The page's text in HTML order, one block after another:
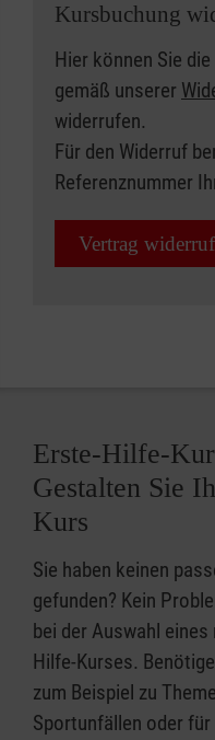
Kursbuchung
Hier können Sie
gemäß unserer
widerrufen.
Für den Widerruf
Referenznummer
Vertrag
Erste-Hilfe-
Gestalten Sie
Kurs
Sie haben keinen
gefunden? Kein
bei der Auswahl
Hilfe-Kurses.
zum Beispiel zu
Sportunfällen oder für